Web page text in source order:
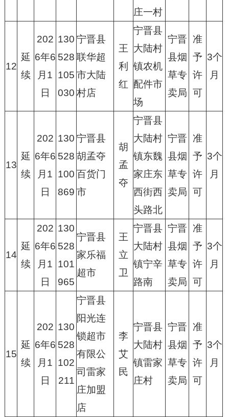
庄一村
12
延
续
202
6年6
月1
日
130
528
105
030
宁晋县
联华超
市大陆
村店
王
利
红
宁晋县
大陆村
镇农机
配件市
场
宁晋
县烟
草专
卖局
准
予
许
可
3个
月
13
延
续
202
6年6
月1
日
130
528
100
869
宁晋县
胡孟夺
百货门
市
胡
孟
夺
宁晋县
大陆村
镇东魏
家庄东
西街西
头路北
宁晋
县烟
草专
卖局
准
予
许
可
3个
月
14
延
续
202
6年6
月1
日
130
528
101
965
宁晋县
家乐福
超市
王
立
卫
宁晋县
大陆村
镇宁辛
路南
宁晋
县烟
草专
卖局
准
予
许
可
3个
月
15
延
续
202
6年6
月1
日
130
528
102
211
宁晋县
阳光连
锁超市
有限公
司雷家
庄加盟
店
李
艾
民
宁晋县
大陆村
镇雷家
庄村
宁晋
县烟
草专
卖局
准
予
许
可
3个
月